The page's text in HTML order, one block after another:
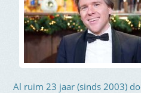
Al ruim 23 jaar (sinds 2003)